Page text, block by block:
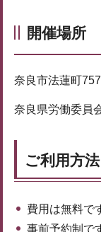
開催場所
奈良市法蓮町
奈良県労働委員
ご利用方法
費用は無料で
事前予約制で